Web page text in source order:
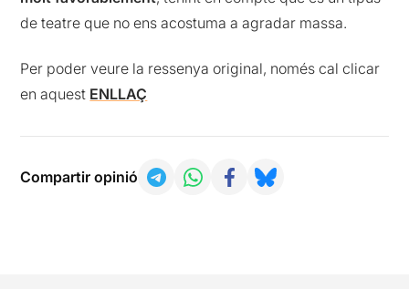
de teatre que no ens acostuma a agradar massa.
Per poder veure la ressenya original, només cal clicar
en aquest ENLLAÇ
Compartir opinió